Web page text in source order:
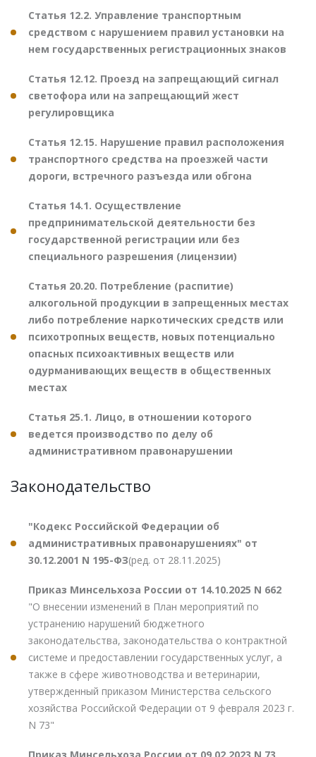
Статья 12.2. Управление транспортным
средством с нарушением правил установки на
нем государственных регистрационных знаков
Статья 12.12. Проезд на запрещающий сигнал
светофора или на запрещающий жест
регулировщика
Статья 12.15. Нарушение правил расположения
транспортного средства на проезжей части
дороги, встречного разъезда или обгона
Статья 14.1. Осуществление
предпринимательской деятельности без
государственной регистрации или без
специального разрешения (лицензии)
Статья 20.20. Потребление (распитие)
алкогольной продукции в запрещенных местах
либо потребление наркотических средств или
психотропных веществ, новых потенциально
опасных психоактивных веществ или
одурманивающих веществ в общественных
местах
Статья 25.1. Лицо, в отношении которого
ведется производство по делу об
административном правонарушении
Законодательство
"Кодекс Российской Федерации об
административных правонарушениях" от
30.12.2001 N 195-ФЗ(ред. от 28.11.2025)
Приказ Минсельхоза России от 14.10.2025 N 662
"О внесении изменений в План мероприятий по
устранению нарушений бюджетного
законодательства, законодательства о контрактной
системе и предоставлении государственных услуг, а
также в сфере животноводства и ветеринарии,
утвержденный приказом Министерства сельского
хозяйства Российской Федерации от 9 февраля 2023 г.
N 73"